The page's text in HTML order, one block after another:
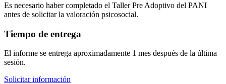
Es necesario haber completado el Taller Pre Adoptivo del PANI
antes de solicitar la valoración psicosocial.
Tiempo de entrega
El informe se entrega aproximadamente 1 mes después de la última
sesión.
Solicitar información